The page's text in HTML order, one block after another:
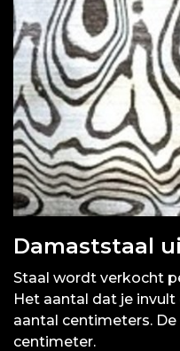
Damaststaal
Staal wordt verkocht
Het aantal dat je
aantal centimeters.
centimeter.